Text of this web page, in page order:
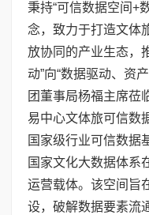
秉持“可信数据空间+
念，致力于打造文体
放协同的产业生态，
动”向“数据驱动、资
团董事局杨福主席莅
易中心文体旅可信数
国家级行业可信数据
国家文化大数据体系
运营载体。该空间旨
设，破解数据要素流